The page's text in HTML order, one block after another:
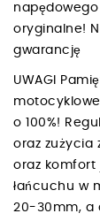
napędowego
oryginalne!
gwarancję
UWAGI
o 100%!
oraz zużycia
oraz komfort
łańcuchu w
20-30mm, a